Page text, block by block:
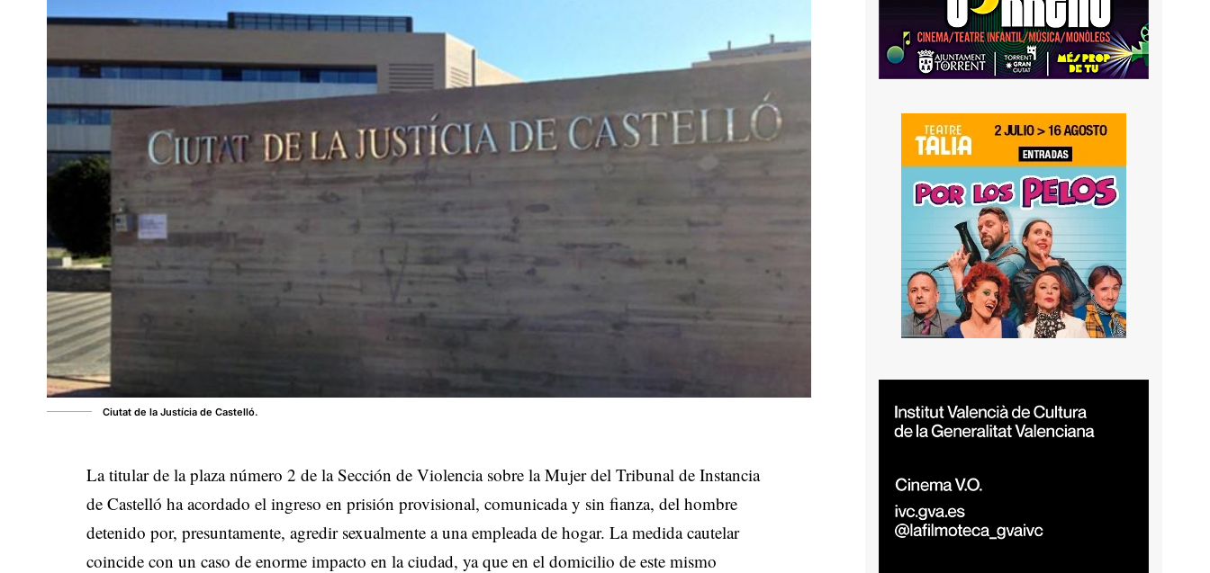
Ciutat de la Justícia de Castelló.
La titular de la plaza número 2 de la Sección de Violencia sobre la Mujer del Tribunal de Instancia
de Castelló ha acordado el ingreso en prisión provisional, comunicada y sin fianza, del hombre
detenido por, presuntamente, agredir sexualmente a una empleada de hogar. La medida cautelar
coincide con un caso de enorme impacto en la ciudad, ya que en el domicilio de este mismo